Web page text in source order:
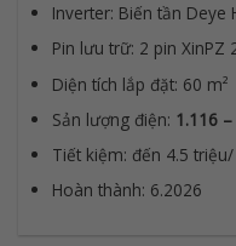
Inverter: Biến tần Deye
Pin lưu trữ: 2 pin XinPZ
Diện tích lắp đặt: 60 m²
Sản lượng điện: 1.116
Tiết kiệm: đến 4.5
Hoàn thành: 6.2026